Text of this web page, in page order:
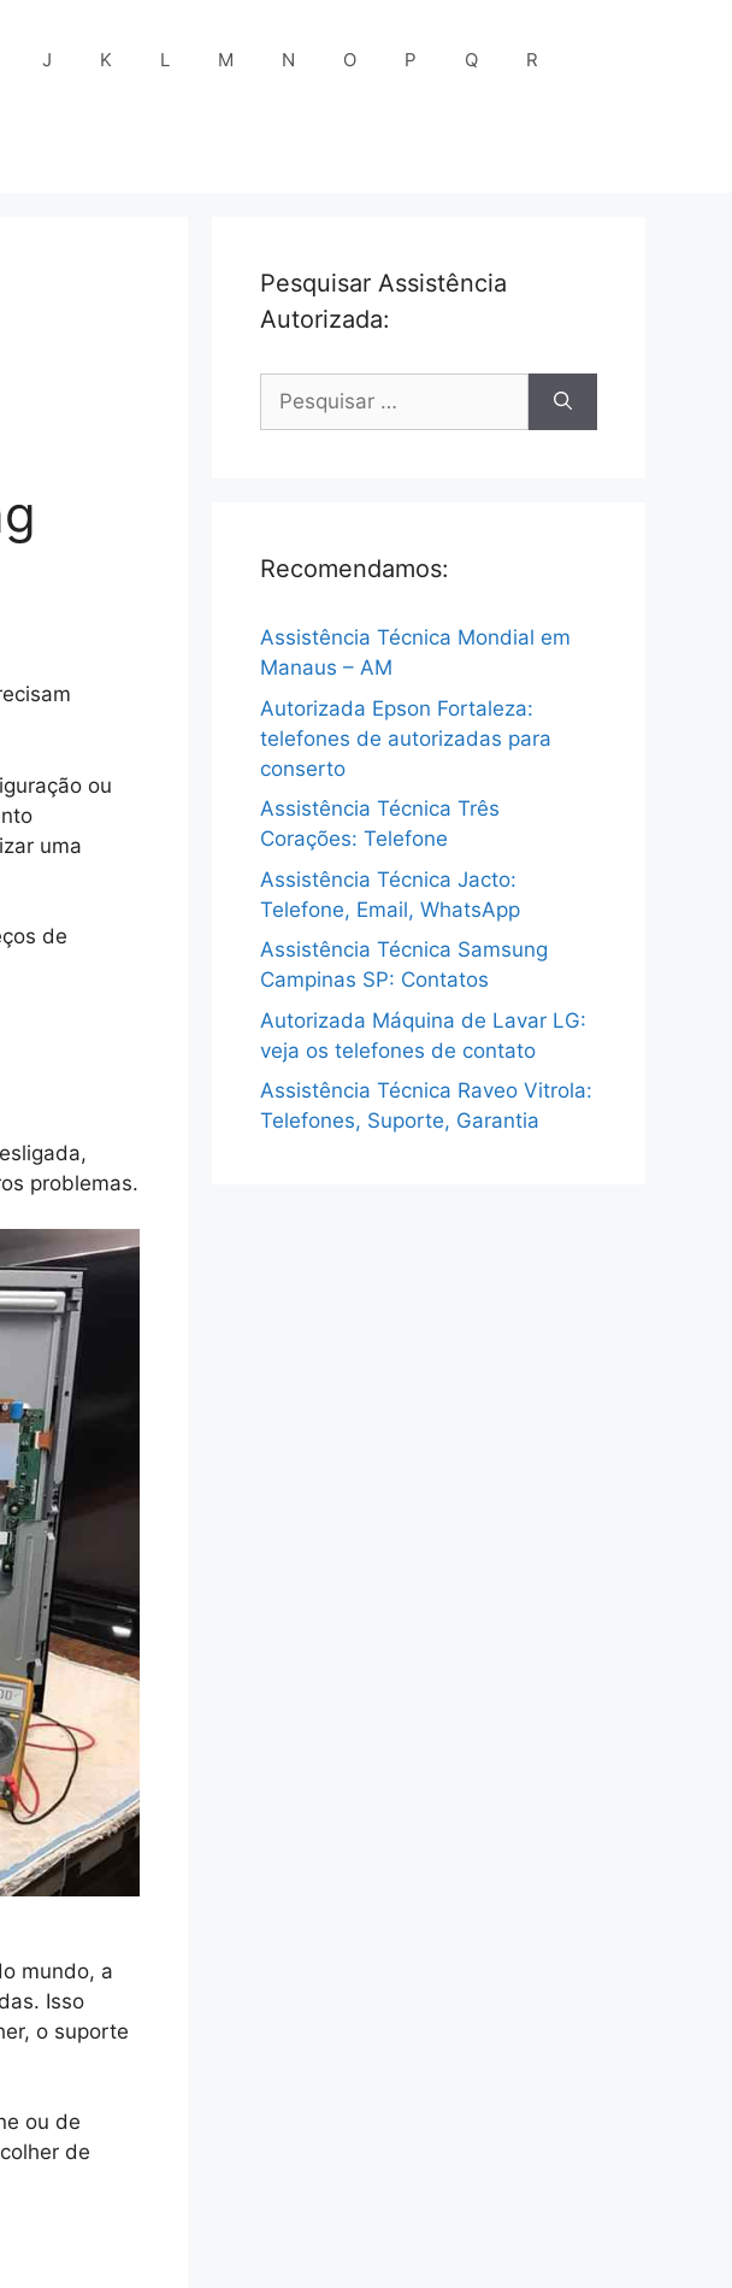
J K L M N O P Q R
ou
uma
de
problemas.
mundo, a
Isso
o suporte
ou de
de
Pesquisar Assistência
Autorizada:
Pesquisar
Recomendamos:
Assistência Técnica Mondial em
Manaus – AM
Autorizada Epson Fortaleza:
telefones de autorizadas para
conserto
Assistência Técnica Três
Corações: Telefone
Assistência Técnica Jacto:
Telefone, Email, WhatsApp
Assistência Técnica Samsung
Campinas SP: Contatos
Autorizada Máquina de Lavar LG:
veja os telefones de contato
Assistência Técnica Raveo Vitrola:
Telefones, Suporte, Garantia